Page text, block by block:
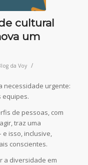
cultural
um
da Voy /
necessidade urgente:
equipes.
de pessoas, com
traz uma
isso, inclusive,
conscientes.
a diversidade em